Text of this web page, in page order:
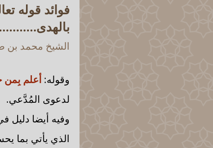
فوائد قوله
الشيخ محمد بن
وقوله: أعلم بِمن
لدعوى المُدَّعي.
وفيه أيضا دليل
الذي يأتي بما